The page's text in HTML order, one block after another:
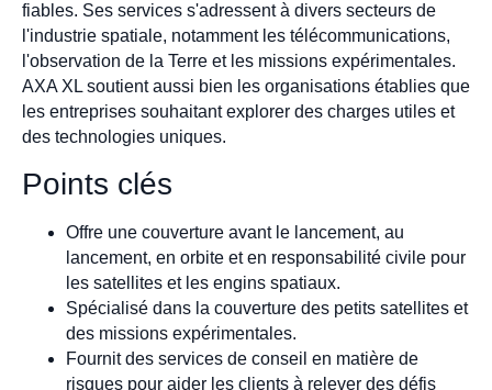
fiables. Ses services s'adressent à divers secteurs de
l'industrie spatiale, notamment les télécommunications,
l'observation de la Terre et les missions expérimentales.
AXA XL soutient aussi bien les organisations établies que
les entreprises souhaitant explorer des charges utiles et
des technologies uniques.
Points clés
Offre une couverture avant le lancement, au
lancement, en orbite et en responsabilité civile pour
les satellites et les engins spatiaux.
Spécialisé dans la couverture des petits satellites et
des missions expérimentales.
Fournit des services de conseil en matière de
risques pour aider les clients à relever des défis